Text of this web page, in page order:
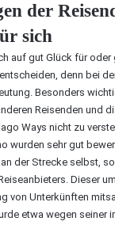
der
sich
auf gut Glück für oder
denn bei
Besonders
Reisenden und
Ways nicht zu
wurden sehr gut
der Strecke selbst,
Dieser
von Unterkünften
etwa wegen seiner